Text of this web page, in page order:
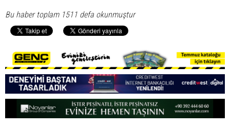
Bu haber toplam 1511 defa okunmuştur